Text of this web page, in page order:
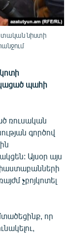
նիստի
պահի
ռուսական
գործով
Այսօր այս
փաստաբանների
չբոյկոտել
որ